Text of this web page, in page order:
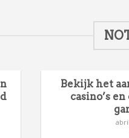
Bekijk het
casino’s